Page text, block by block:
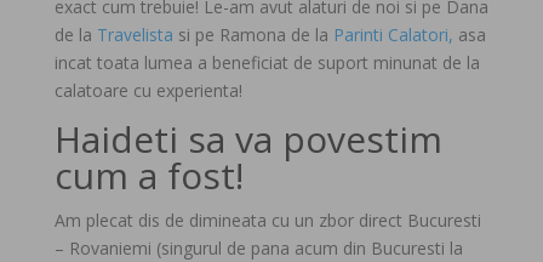
exact cum trebuie! Le-am avut alaturi de noi si pe Dana
de la Travelista si pe Ramona de la Parinti Calatori, asa
incat toata lumea a beneficiat de suport minunat de la
calatoare cu experienta!
Haideti sa va povestim
cum a fost!
Am plecat dis de dimineata cu un zbor direct Bucuresti
– Rovaniemi (singurul de pana acum din Bucuresti la